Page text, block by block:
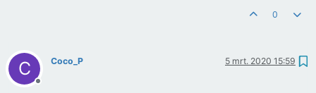
0
C
Offline
Coco_P 5 mrt. 2020 15:59